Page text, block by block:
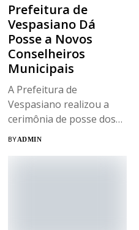
Prefeitura de
Vespasiano Dá
Posse a Novos
Conselheiros
Municipais
A Prefeitura de
Vespasiano realizou a
cerimônia de posse dos
novos integrantes...
BYADMIN